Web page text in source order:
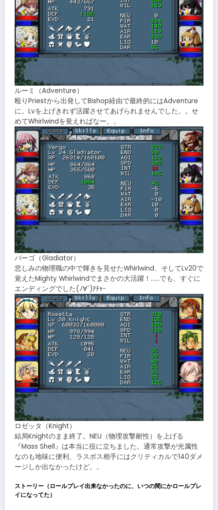
ルーミ（Adventure）
殴りPriestから出発してBishop経由で最終的にはAdventure
に。Lvを上げきれず活躍させてあげられませんでした。。せ
めてWhirlwindを覚えればなー。。
バーゴ（Gladiator）
悲しみの物理職の中で輝きを見せたWhirlwind、そしてLv20で
覚えたMighty Whirlwindでまさかの大活躍！……でも、すぐに
エンディングでした(ﾉ∀`)ｱﾁｬｰ
ロゼッタ（Knight）
結局Knightのまま終了。NEU（物理攻撃耐性）を上げる
『Mass Shell』は本当に役に立ちました。通常攻撃が光属性
なのも地味に便利、ラスボス相手にはクリティカルで140ダメ
ージしか出なかったけど。。
ストーリー（ロールプレイ出来なかったのに、いつの間にかロールプレ
イになってた）